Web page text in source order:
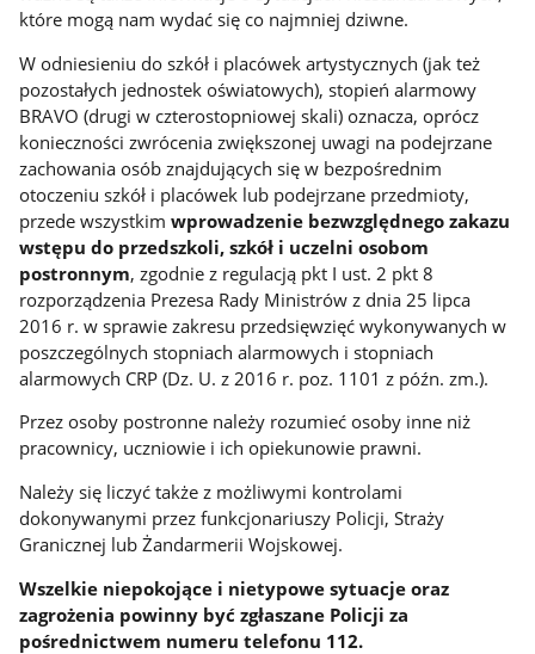
które mogą nam wydać się co najmniej dziwne.
W odniesieniu do szkół i placówek artystycznych (jak też
pozostałych jednostek oświatowych), stopień alarmowy
BRAVO (drugi w czterostopniowej skali) oznacza, oprócz
konieczności zwrócenia zwiększonej uwagi na podejrzane
zachowania osób znajdujących się w bezpośrednim
otoczeniu szkół i placówek lub podejrzane przedmioty,
przede wszystkimwprowadzenie bezwzględnego zakazu
wstępu do przedszkoli, szkół i uczelni osobom
postronnym, zgodnie z regulacją pkt I ust. 2 pkt 8
rozporządzenia Prezesa Rady Ministrów z dnia 25 lipca
2016 r. w sprawie zakresu przedsięwzięć wykonywanych w
poszczególnych stopniach alarmowych i stopniach
alarmowych CRP (Dz. U. z 2016 r. poz. 1101 z późn. zm.).
Przez osoby postronne należy rozumieć osoby inne niż
pracownicy, uczniowie i ich opiekunowie prawni.
Należy się liczyć także z możliwymi kontrolami
dokonywanymi przez funkcjonariuszy Policji, Straży
Granicznej lub Żandarmerii Wojskowej.
Wszelkie niepokojące i nietypowe sytuacje oraz
zagrożenia powinny być zgłaszane Policji za
pośrednictwem numeru telefonu 112.